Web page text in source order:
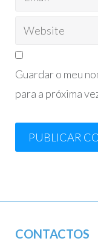
Guardar o meu
para a próxima
CONTACTOS